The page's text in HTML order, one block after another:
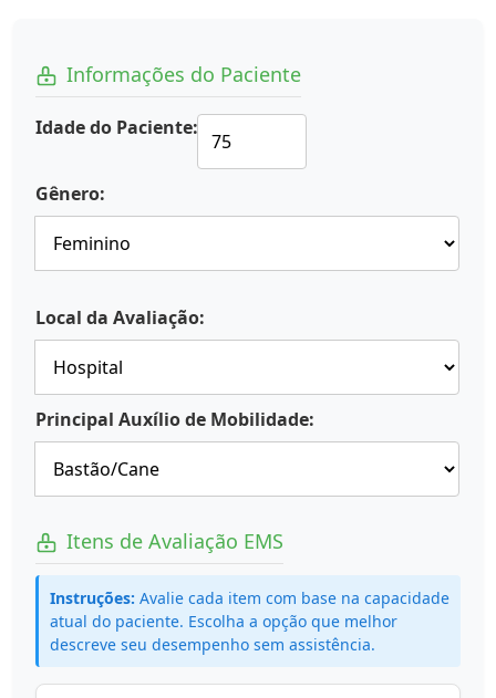
Informações do Paciente
Idade do Paciente:
Gênero:
Local da Avaliação:
Principal Auxílio de Mobilidade:
Itens de Avaliação EMS
Instruções: Avalie cada item com base na capacidade
atual do paciente. Escolha a opção que melhor
descreve seu desempenho sem assistência.